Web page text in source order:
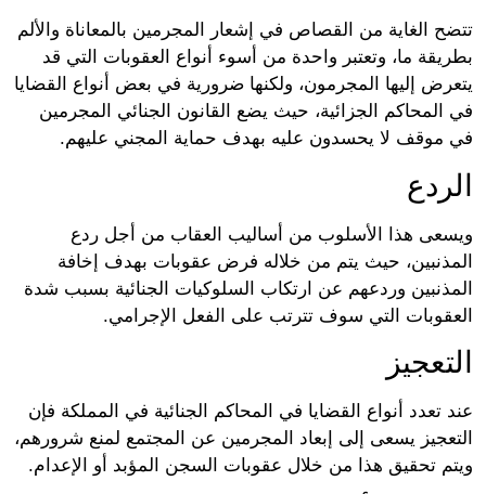
الغاية من القصاص في إشعار المجرمين بالمعاناة والألم
ما، وتعتبر واحدة من أسوء أنواع العقوبات التي قد
إليها المجرمون، ولكنها ضرورية في بعض أنواع القضايا
الجزائية، حيث يضع القانون الجنائي المجرمين
لا يحسدون عليه بهدف حماية المجني عليهم.
هذا الأسلوب من أساليب العقاب من أجل ردع
حيث يتم من خلاله فرض عقوبات بهدف إخافة
وردعهم عن ارتكاب السلوكيات الجنائية بسبب شدة
التي سوف تترتب على الفعل الإجرامي.
تعدد أنواع القضايا في المحاكم الجنائية في المملكة فإن
يسعى إلى إبعاد المجرمين عن المجتمع لمنع شرورهم،
تحقيق هذا من خلال عقوبات السجن المؤبد أو الإعدام.